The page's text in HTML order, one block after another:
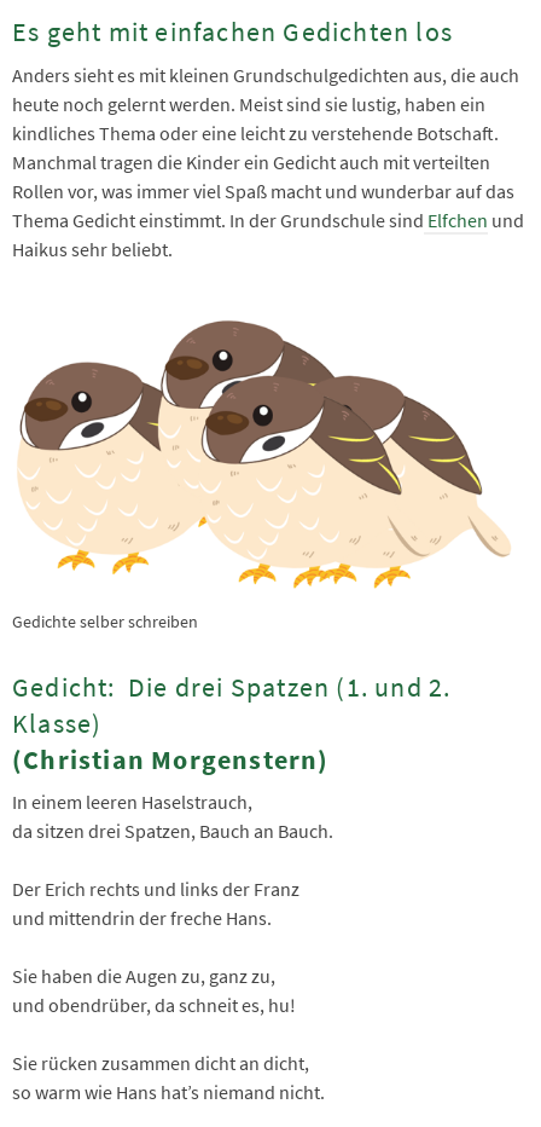
Es geht mit einfachen Gedichten los
Anders sieht es mit kleinen Grundschulgedichten aus, die auch
heute noch gelernt werden. Meist sind sie lustig, haben ein
kindliches Thema oder eine leicht zu verstehende Botschaft.
Manchmal tragen die Kinder ein Gedicht auch mit verteilten
Rollen vor, was immer viel Spaß macht und wunderbar auf das
Thema Gedicht einstimmt. In der Grundschule sind Elfchen und
Haikus sehr beliebt.
Gedichte selber schreiben
Gedicht: Die drei Spatzen (1. und 2.
Klasse)
(Christian Morgenstern)
In einem leeren Haselstrauch,
da sitzen drei Spatzen, Bauch an Bauch.
Der Erich rechts und links der Franz
und mittendrin der freche Hans.
Sie haben die Augen zu, ganz zu,
und obendrüber, da schneit es, hu!
Sie rücken zusammen dicht an dicht,
so warm wie Hans hat’s niemand nicht.